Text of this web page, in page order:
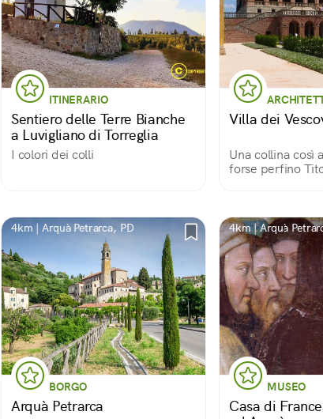
ITINERARIO
Sentiero delle Terre Bianche
a Luvigliano di Torreglia
I colori dei colli
Villa dei
Una collina così
forse perfino
4km | Arquà Petrarca, PD
BORGO
Arquà Petrarca
4km | Arquà
MUSEO
Casa di